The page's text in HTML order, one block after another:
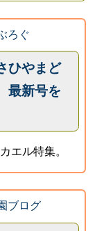
ろぐ
ひやまど
新号を
エル特集。
ブログ